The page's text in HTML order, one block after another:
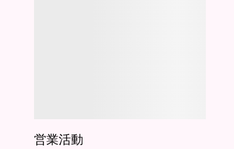
営業活動